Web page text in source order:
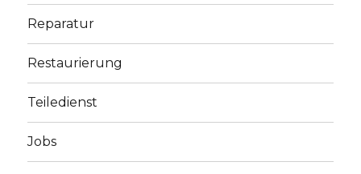
Reparatur
Restaurierung
Teiledienst
Jobs